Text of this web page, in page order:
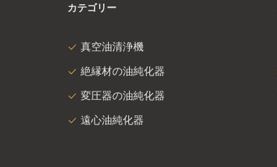
カテゴリー
真空油清浄機
絶縁材の油純化器
変圧器の油純化器
遠心油純化器